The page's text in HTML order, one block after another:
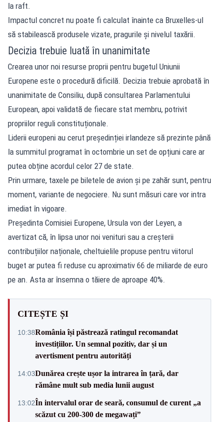
la raft.
Impactul concret nu poate fi calculat înainte ca Bruxelles-ul
să stabilească produsele vizate, pragurile și nivelul taxării.
Decizia trebuie luată în unanimitate
Crearea unor noi resurse proprii pentru bugetul Uniunii
Europene este o procedură dificilă. Decizia trebuie aprobată în
unanimitate de Consiliu, după consultarea Parlamentului
European, apoi validată de fiecare stat membru, potrivit
propriilor reguli constituționale.
Liderii europeni au cerut președinției irlandeze să prezinte până
la summitul programat în octombrie un set de opțiuni care ar
putea obține acordul celor 27 de state.
Prin urmare, taxele pe biletele de avion și pe zahăr sunt, pentru
moment, variante de negociere. Nu sunt măsuri care vor intra
imediat în vigoare.
Președinta Comisiei Europene, Ursula von der Leyen, a
avertizat că, în lipsa unor noi venituri sau a creșterii
contribuțiilor naționale, cheltuielile propuse pentru viitorul
buget ar putea fi reduse cu aproximativ 66 de miliarde de euro
pe an. Asta ar însemna o tăiere de aproape 40%.
CITEȘTE ȘI
10:38România își păstrează ratingul recomandat
investițiilor. Un semnal pozitiv, dar și un
avertisment pentru autorități
14:03Dunărea crește ușor la intrarea în țară, dar
rămâne mult sub media lunii august
13:02În intervalul orar de seară, consumul de curent „a
scăzut cu 200-300 de megawați”